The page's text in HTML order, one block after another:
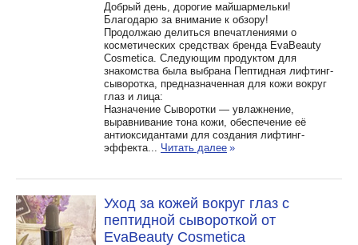
Добрый день, дорогие майшармельки!
Благодарю за внимание к обзору!
Продолжаю делиться впечатлениями о
косметических средствах бренда EvaBeauty
Cosmetica. Следующим продуктом для
знакомства была выбрана Пептидная лифтинг-
сыворотка, предназначенная для кожи вокруг
глаз и лица:
Назначение Сыворотки — увлажнение,
выравнивание тона кожи, обеспечение её
антиоксидантами для создания лифтинг-
эффекта... Читать далее »
Уход за кожей вокруг глаз с
пептидной сывороткой от
EvaBeauty Cosmetica